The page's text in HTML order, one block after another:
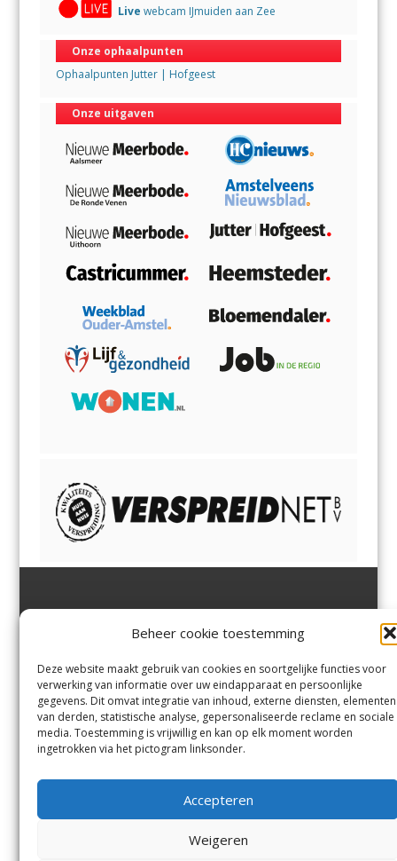
Beheer cookie toestemming
Deze website maakt gebruik van cookies en soortgelijke functies voor
verwerking van informatie over uw eindapparaat en persoonlijke
gegevens. Dit omvat integratie van inhoud, externe diensten, elementen
van derden, statistische analyse, gepersonaliseerde reclame en sociale
media. Toestemming is vrijwillig en kan op elk moment worden
ingetrokken via het pictogram linksonder.
Accepteren
Weigeren
Live webcam IJmuiden aan Zee
Onze ophaalpunten
Ophaalpunten Jutter | Hofgeest
Onze uitgaven
Margadantstraat 34
0255-533900
info@jutter.nlofinfo@hofgee
st.nl
Velserbroek,Velsen-Zuid,
Zuid,Driehuisen
Spaarnwoude.
Contact
Andere uitgaven
Voorwaarden